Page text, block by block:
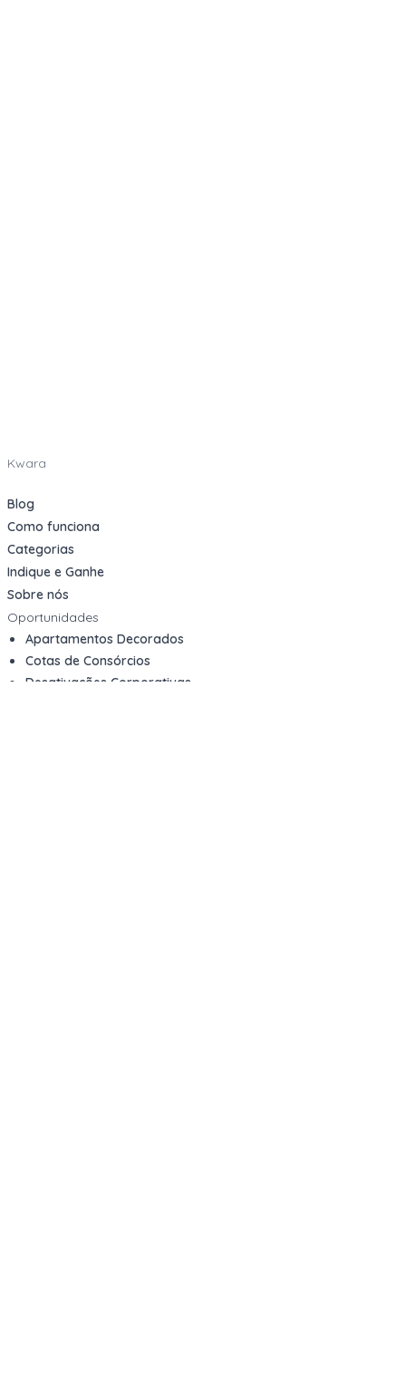
Kwara
Blog
Como funciona
Categorias
Indique e Ganhe
Sobre nós
Oportunidades
Apartamentos Decorados
Cotas de Consórcios
Desativações Corporativas